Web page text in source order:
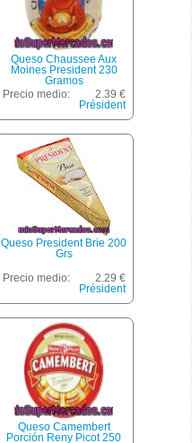
Queso Chaussee Aux
Moines President 230
Gramos
Precio medio:
2.39 €
Président
Queso President Brie 200
Grs
Precio medio:
2.29 €
Président
Queso Camembert
Porción Reny Picot 250